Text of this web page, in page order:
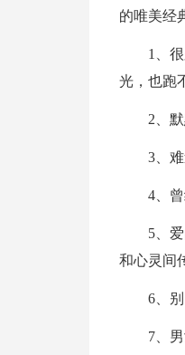
的唯美经
1、
光，也跑
2、
3、
4、
5、
和心灵间
6、
7、